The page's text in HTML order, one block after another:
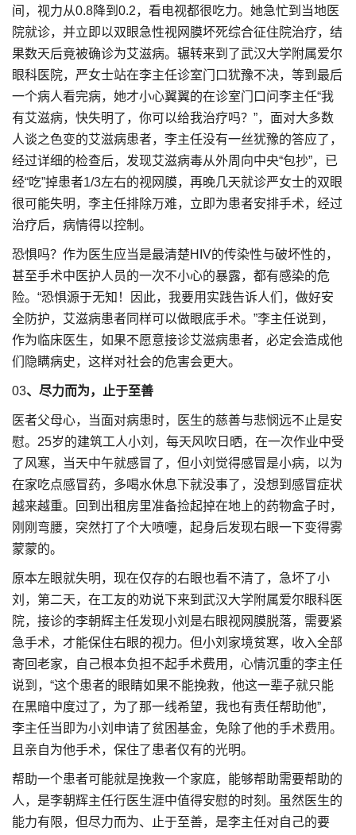
间，视力从0.8降到0.2，看电视都很吃力。她急忙到当地医
院就诊，并立即以双眼急性视网膜坏死综合征住院治疗，结
果数天后竟被确诊为艾滋病。辗转来到了武汉大学附属爱尔
眼科医院，严女士站在李主任诊室门口犹豫不决，等到最后
一个病人看完病，她才小心翼翼的在诊室门口问李主任“我
有艾滋病，快失明了，你可以给我治疗吗？”，面对大多数
人谈之色变的艾滋病患者，李主任没有一丝犹豫的答应了，
经过详细的检查后，发现艾滋病毒从外周向中央“包抄”，已
经“吃”掉患者1/3左右的视网膜，再晚几天就诊严女士的双眼
很可能失明，李主任排除万难，立即为患者安排手术，经过
治疗后，病情得以控制。
恐惧吗？作为医生应当是最清楚HIV的传染性与破坏性的，
甚至手术中医护人员的一次不小心的暴露，都有感染的危
险。“恐惧源于无知！因此，我要用实践告诉人们，做好安
全防护，艾滋病患者同样可以做眼底手术。”李主任说到，
作为临床医生，如果不愿意接诊艾滋病患者，必定会造成他
们隐瞒病史，这样对社会的危害会更大。
03、尽力而为，止于至善
医者父母心，当面对病患时，医生的慈善与悲悯远不止是安
慰。25岁的建筑工人小刘，每天风吹日晒，在一次作业中受
了风寒，当天中午就感冒了，但小刘觉得感冒是小病，以为
在家吃点感冒药，多喝水休息下就没事了，没想到感冒症状
越来越重。回到出租房里准备捡起掉在地上的药物盒子时，
刚刚弯腰，突然打了个大喷嚏，起身后发现右眼一下变得雾
蒙蒙的。
原本左眼就失明，现在仅存的右眼也看不清了，急坏了小
刘，第二天，在工友的劝说下来到武汉大学附属爱尔眼科医
院，接诊的李朝辉主任发现小刘是右眼视网膜脱落，需要紧
急手术，才能保住右眼的视力。但小刘家境贫寒，收入全部
寄回老家，自己根本负担不起手术费用，心情沉重的李主任
说到，“这个患者的眼睛如果不能挽救，他这一辈子就只能
在黑暗中度过了，为了那一线希望，我也有责任帮助他”，
李主任当即为小刘申请了贫困基金，免除了他的手术费用。
且亲自为他手术，保住了患者仅有的光明。
帮助一个患者可能就是挽救一个家庭，能够帮助需要帮助的
人，是李朝辉主任行医生涯中值得安慰的时刻。虽然医生的
能力有限，但尽力而为、止于至善，是李主任对自己的要